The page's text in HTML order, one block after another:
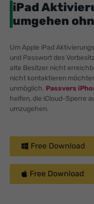
iPad
umgehen
Um Apple iPad
und Passwort des
alte Besitzer nicht
nicht kontaktieren
unmöglich. Passvers
helfen, die iCloud-Sperre
umzugehen.
Free Download
Free Download